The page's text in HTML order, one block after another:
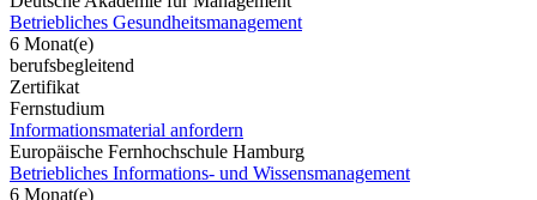
Betriebliches Gesundheitsmanagement
6 Monat(e)
berufsbegleitend
Zertifikat
Fernstudium
Informationsmaterial anfordern
Europäische Fernhochschule Hamburg
Betriebliches Informations- und Wissensmanagement
6 Monat(e)